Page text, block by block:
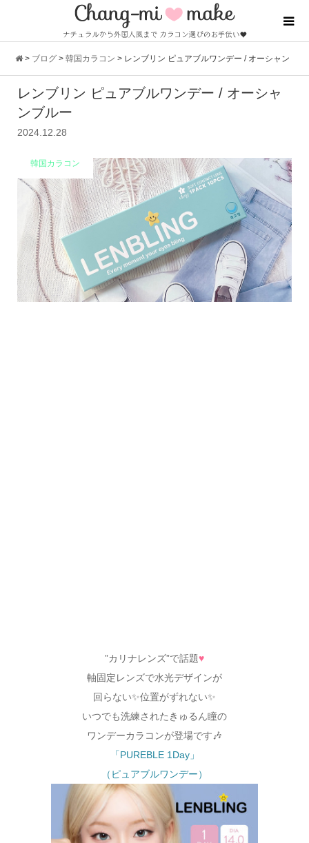
> ブログ >韓国カラコン > レンブリン ピュアブルワンデー / オーシャン
ブルー
レンブリン ピュアブルワンデー / オーシャ
ンブルー
2024.12.28
韓国カラコン
”カリナレンズ”で話題♥
軸固定レンズで水光デザインが
回らない✨位置がずれない✨
いつでも洗練されたきゅるん瞳の
ワンデーカラコンが登場です🎶
「PUREBLE 1Day」
（ピュアブルワンデー）